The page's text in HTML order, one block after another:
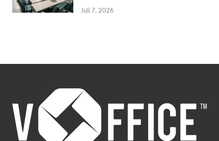
Juli 7, 2026